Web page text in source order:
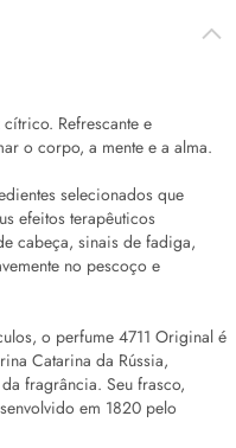
Refrescante e
o corpo, a mente e a alma.
selecionados que
efeitos terapêuticos
cabeça, sinais de fadiga,
no pescoço e
o perfume 4711 Original é
Catarina da Rússia,
fragrância. Seu frasco,
em 1820 pelo